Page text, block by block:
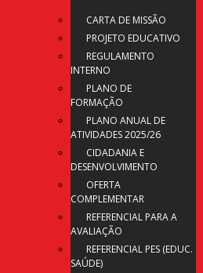
CARTA DE MISSÃO
PROJETO EDUCATIVO
REGULAMENTO
INTERNO
PLANO DE
FORMAÇÃO
PLANO ANUAL DE
ATIVIDADES 2025/26
CIDADANIA E
DESENVOLVIMENTO
OFERTA
COMPLEMENTAR
REFERENCIAL PARA A
AVALIAÇÃO
REFERENCIAL PES (EDUC.
SAÚDE)